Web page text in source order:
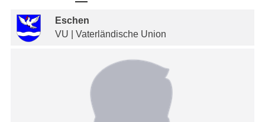
Eschen
VU | Vaterländische Union